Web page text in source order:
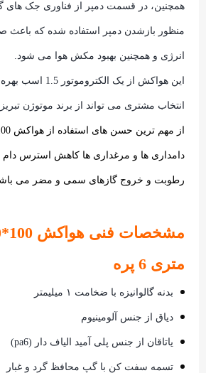
همچنین، در قسمت دمپر از فناوری جک های
منظور بازشدن دمپر استفاده شده که
انرژی و همچنین بهبود مکش هوا می شود.
این هواکش از یک
انتخاب مشتری می تواند از برند موتوژن
دامداری ها و مرغداری ها کاهش استرس دام
رطوبت و خروج گازهای سمی و مضر می
متری 6 پره
بدنه گالوانیزه با ضخامت ۱ میلیمتر
دیاق از جنس آلومینیوم
یاتاقان از جنس پلی آمید الیاف دار (pa6)
تسمه سفت کن با گپ محافظ گرد و غبار